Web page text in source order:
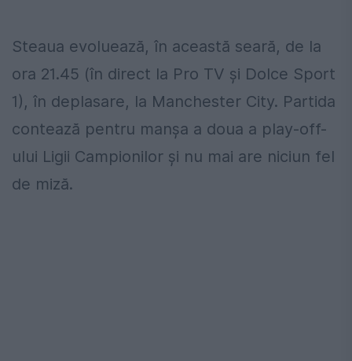
Steaua evoluează, în această seară, de la
ora 21.45 (în direct la Pro TV și Dolce Sport
1), în deplasare, la Manchester City. Partida
contează pentru manșa a doua a play-off-
ului Ligii Campionilor și nu mai are niciun fel
de miză.